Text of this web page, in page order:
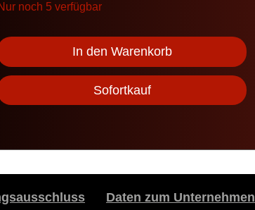
noch 5 verfügbar
In den Warenkorb
Sofortkauf
Daten zum Unternehmen